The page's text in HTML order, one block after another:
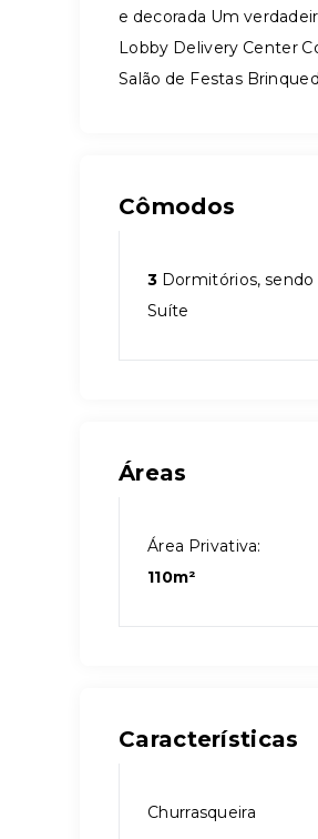
e decorada Um
Lobby Delivery Center
Salão de Festas
Cômodos
3 Dormitórios, sendo
Suíte
Áreas
Área Privativa:
110m²
Características
Churrasqueira